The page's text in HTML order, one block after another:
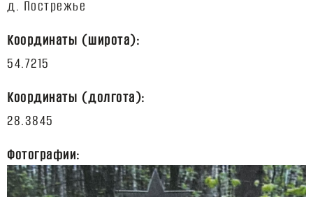
Координаты (широта):
Координаты (долгота):
Фотографии: